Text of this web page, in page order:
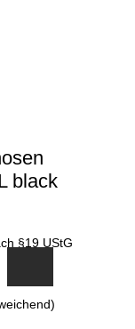
black
§19 UStG